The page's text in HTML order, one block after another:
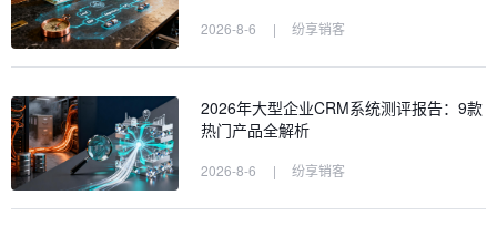
2026-8-6 | 纷享销客
2026年大型企业CRM系统测评报告：9款
热门产品全解析
2026-8-6 | 纷享销客